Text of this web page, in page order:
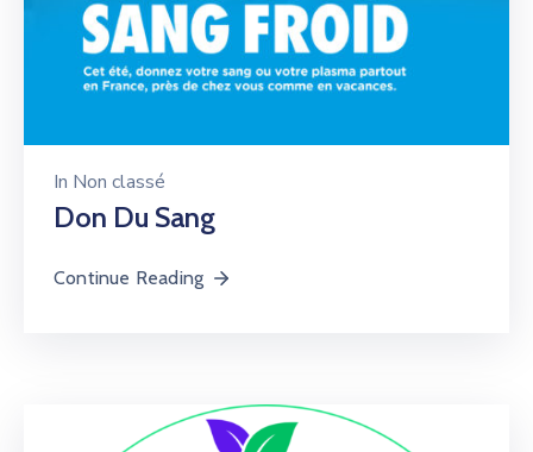
In Non classé
Don Du Sang
Continue Reading